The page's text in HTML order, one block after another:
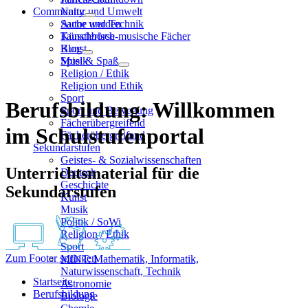
Natur und Umwelt
Sache und Technik
Künstlerisch-musische Fächer
Kunst
Musik
Religion / Ethik
Religion und Ethik
Sport
Sport und Bewegung
Fächerübergreifend
Fächerübergreifend
Sekundarstufen
Geistes- & Sozialwissenschaften
Deutsch
Geschichte
Kunst
Musik
Politik / SoWi
Religion / Ethik
Sport
MINT: Mathematik, Informatik,
Naturwissenschaft, Technik
Astronomie
Biologie
Community
Autor werden
Tauschbörse
Blog
Spiel & Spaß
Berufsbildung: Willkommen
im Schulstufenportal
Unterrichtsmaterial für die
Sekundarstufen
Zum Footer springen
Startseite
Berufsbildung